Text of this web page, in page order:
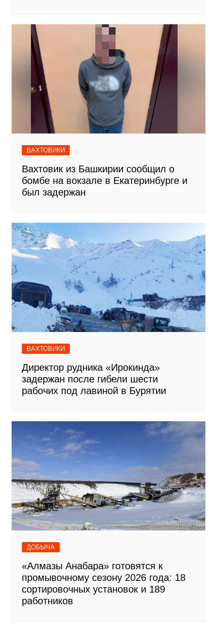
ВАХТОВИКИ
Вахтовик из Башкирии сообщил о
бомбе на вокзале в Екатеринбурге и
был задержан
ВАХТОВИКИ
Директор рудника «Ирокинда»
задержан после гибели шести
рабочих под лавиной в Бурятии
ДОБЫЧА
«Алмазы Анабара» готовятся к
промывочному сезону 2026 года: 18
сортировочных установок и 189
работников